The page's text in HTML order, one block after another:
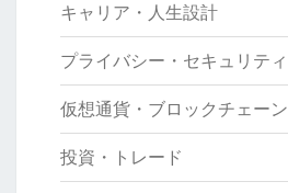
キャリア・人生設計
プライバシー・セキュリティ
仮想通貨・ブロックチェーン
投資・トレード